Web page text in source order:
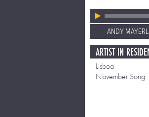
ANDY MAYERL
Lisboa
November Song